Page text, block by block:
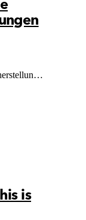
für
is